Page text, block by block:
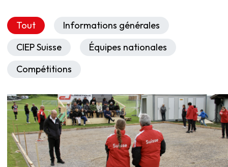
Tout
Informations générales
CIEP Suisse
Équipes nationales
Compétitions